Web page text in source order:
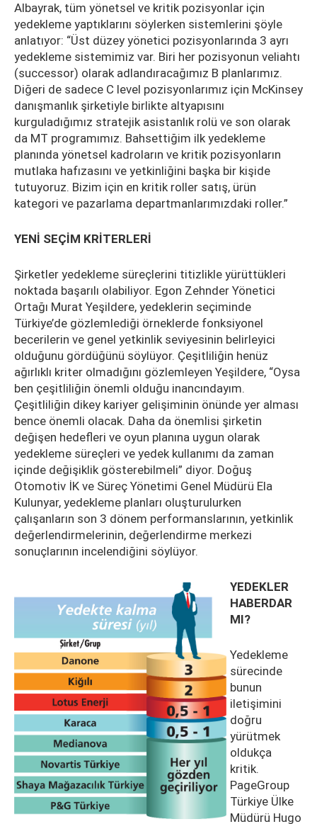
Albayrak, tüm yönetsel ve kritik pozisyonlar için
yedekleme yaptıklarını söylerken sistemlerini şöyle
anlatıyor: “Üst düzey yönetici pozisyonlarında 3 ayrı
yedekleme sistemimiz var. Biri her pozisyonun veliahtı
(successor) olarak adlandıracağımız B planlarımız.
Diğeri de sadece C level pozisyonlarımız için McKinsey
danışmanlık şirketiyle birlikte altyapısını
kurguladığımız stratejik asistanlık rolü ve son olarak
da MT programımız. Bahsettiğim ilk yedekleme
planında yönetsel kadroların ve kritik pozisyonların
mutlaka hafızasını ve yetkinliğini başka bir kişide
tutuyoruz. Bizim için en kritik roller satış, ürün
kategori ve pazarlama departmanlarımızdaki roller.”
YENİ SEÇİM KRİTERLERİ
Şirketler yedekleme süreçlerini titizlikle yürüttükleri
noktada başarılı olabiliyor. Egon Zehnder Yönetici
Ortağı Murat Yeşildere, yedeklerin seçiminde
Türkiye’de gözlemlediği örneklerde fonksiyonel
becerilerin ve genel yetkinlik seviyesinin belirleyici
olduğunu gördüğünü söylüyor. Çeşitliliğin henüz
ağırlıklı kriter olmadığını gözlemleyen Yeşildere, “Oysa
ben çeşitliliğin önemli olduğu inancındayım.
Çeşitliliğin dikey kariyer gelişiminin önünde yer alması
bence önemli olacak. Daha da önemlisi şirketin
değişen hedefleri ve oyun planına uygun olarak
yedekleme süreçleri ve yedek kullanımı da zaman
içinde değişiklik gösterebilmeli” diyor. Doğuş
Otomotiv İK ve Süreç Yönetimi Genel Müdürü Ela
Kulunyar, yedekleme planları oluşturulurken
çalışanların son 3 dönem performanslarının, yetkinlik
değerlendirmelerinin, değerlendirme merkezi
sonuçlarının incelendiğini söylüyor.
YEDEKLER
HABERDAR
MI?
Yedekleme
sürecinde
bunun
iletişimini
doğru
yürütmek
oldukça
kritik.
PageGroup
Türkiye Ülke
Müdürü Hugo